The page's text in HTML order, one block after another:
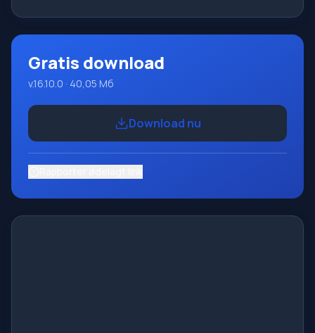
Gratis download
v.16.10.0 · 40,05 Мб
Download nu